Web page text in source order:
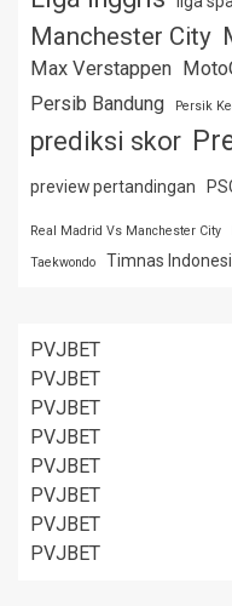
Manchester City
Max Verstappen
Persib Bandung Persik
prediksi skor
preview pertandingan
Real Madrid Vs Manchester City
Taekwondo Timnas
PVJBET
PVJBET
PVJBET
PVJBET
PVJBET
PVJBET
PVJBET
PVJBET